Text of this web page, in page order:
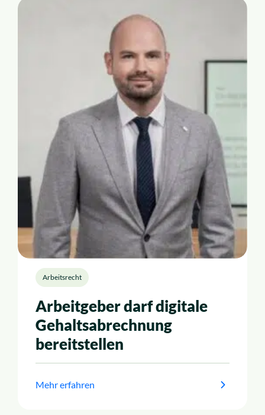
Arbeitsrecht
Arbeitgeber darf digitale
Gehaltsabrechnung
bereitstellen
Mehr erfahren